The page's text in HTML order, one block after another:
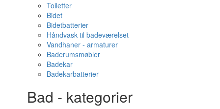
Toiletter
Bidet
Bidetbatterier
Håndvask til badeværelset
Vandhaner - armaturer
Baderumsmøbler
Badekar
Badekarbatterier
Bad - kategorier